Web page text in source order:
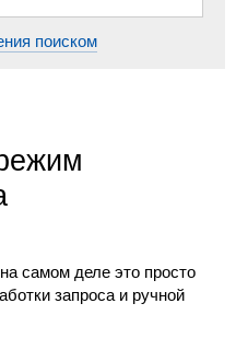
поиском
самом деле это просто
запроса и ручной